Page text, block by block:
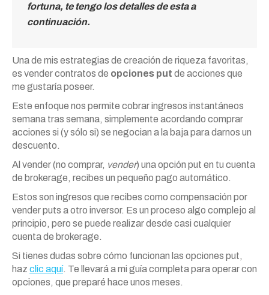
fortuna, te tengo los detalles de esta a
continuación.
Una de mis estrategias de creación de riqueza favoritas,
es vender contratos de opciones put de acciones que
me gustaría poseer.
Este enfoque nos permite cobrar ingresos instantáneos
semana tras semana, simplemente acordando comprar
acciones si (y sólo si) se negocian a la baja para darnos un
descuento.
Al vender (no comprar, vender) una opción put en tu cuenta
de brokerage, recibes un pequeño pago automático.
Estos son ingresos que recibes como compensación por
vender puts a otro inversor. Es un proceso algo complejo al
principio, pero se puede realizar desde casi cualquier
cuenta de brokerage.
Si tienes dudas sobre cómo funcionan las opciones put,
haz clic aquí. Te llevará a mi guía completa para operar con
opciones, que preparé hace unos meses.